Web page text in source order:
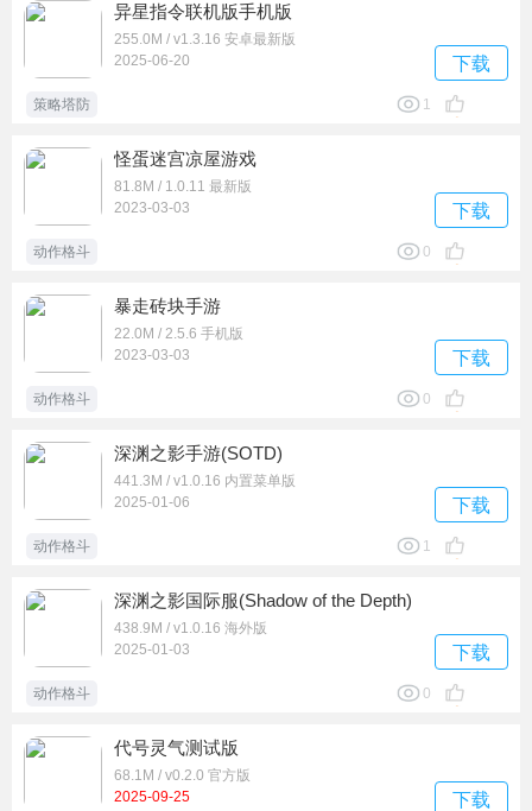
异星指令联机版手机版
255.0M / v1.3.16 安卓最新版
2025-06-20
下载
策略塔防 1
怪蛋迷宫凉屋游戏
81.8M / 1.0.11 最新版
2023-03-03
下载
动作格斗 0
暴走砖块手游
22.0M / 2.5.6 手机版
2023-03-03
下载
动作格斗 0
深渊之影手游(SOTD)
441.3M / v1.0.16 内置菜单版
2025-01-06
下载
动作格斗 1
深渊之影国际服(Shadow of the Depth)
438.9M / v1.0.16 海外版
2025-01-03
下载
动作格斗 0
代号灵气测试版
68.1M / v0.2.0 官方版
2025-09-25
下载